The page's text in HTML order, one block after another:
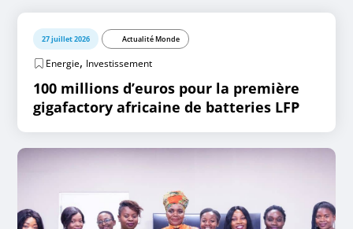
27 juillet 2026 Actualité Monde
Energie, Investissement
100 millions d’euros pour la première
gigafactory africaine de batteries LFP